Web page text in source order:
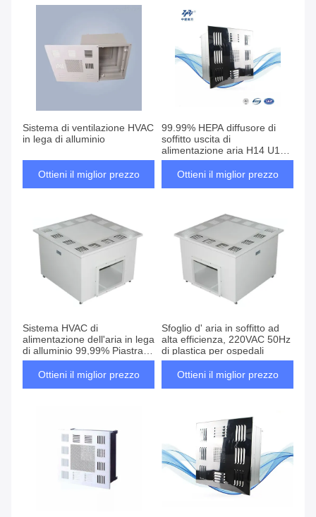
Sistema di ventilazione HVAC
in lega di alluminio
Ottieni il miglior prezzo
99.99% HEPA diffusore di
soffitto uscita di
alimentazione aria H14 U15
con lega di alluminio fama
Ottieni il miglior prezzo
Sistema HVAC di
alimentazione dell'aria in lega
di alluminio 99,99% Piastra
d'acciaio laminata a freddo
Ottieni il miglior prezzo
Sfoglio d' aria in soffitto ad
alta efficienza, 220VAC 50Hz
di plastica per ospedali
Ottieni il miglior prezzo